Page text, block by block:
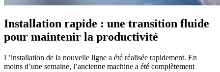
Installation rapide : une transition fluide
pour maintenir la productivité
L’installation de la nouvelle ligne a été réalisée rapidement. En
moins d’une semaine, l’ancienne machine a été complètement